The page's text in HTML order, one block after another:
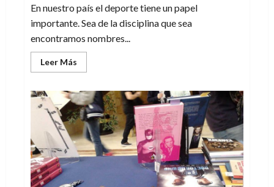
En nuestro país el deporte tiene un papel
importante. Sea de la disciplina que sea
encontramos nombres...
Leer Más
más
¿Respeto
de
o
hacia
el
deporte?